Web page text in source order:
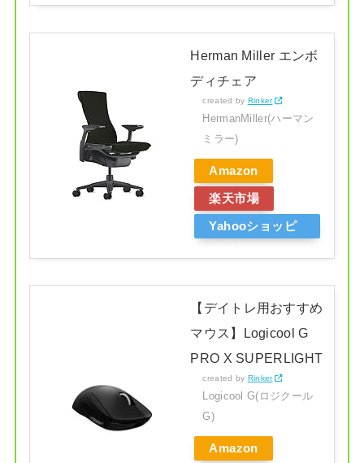
Herman Miller エンボ
ディチェア
created by Rinker
HermanMiller(ハーマン
ミラー)
Amazon
楽天市場
Yahooショッピ
【デイトレ用おすすめ
マウス】Logicool G
PRO X SUPERLIGHT
created by Rinker
Logicool G(ロジクール
G)
Amazon